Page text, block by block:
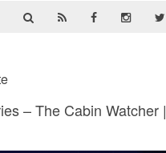
– The Cabin Watcher |